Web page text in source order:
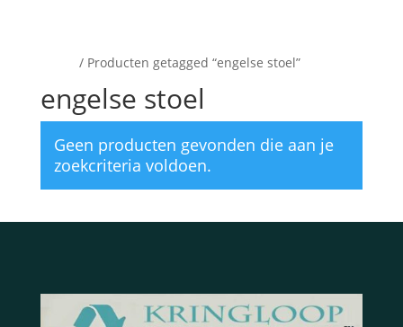
/ Producten getagged “engelse stoel”
engelse stoel
Geen producten gevonden die aan je
zoekcriteria voldoen.